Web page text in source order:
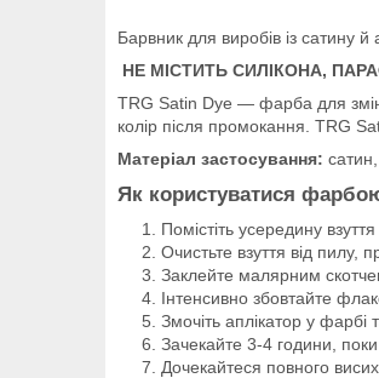
Барвник для виробів із сатину
НЕ МІСТИТЬ СИЛІКОНА,
TRG Satin Dye — фарба для
колір після промокання. TRG
Матеріал застосування:
Як користуватися
Помістіть усередину
Очистьте взуття від пилу,
Заклейте малярним
Інтенсивно збовтайте
Змочіть аплікатор у фарбі
Зачекайте 3-4 години,
Дочекайтеся повного